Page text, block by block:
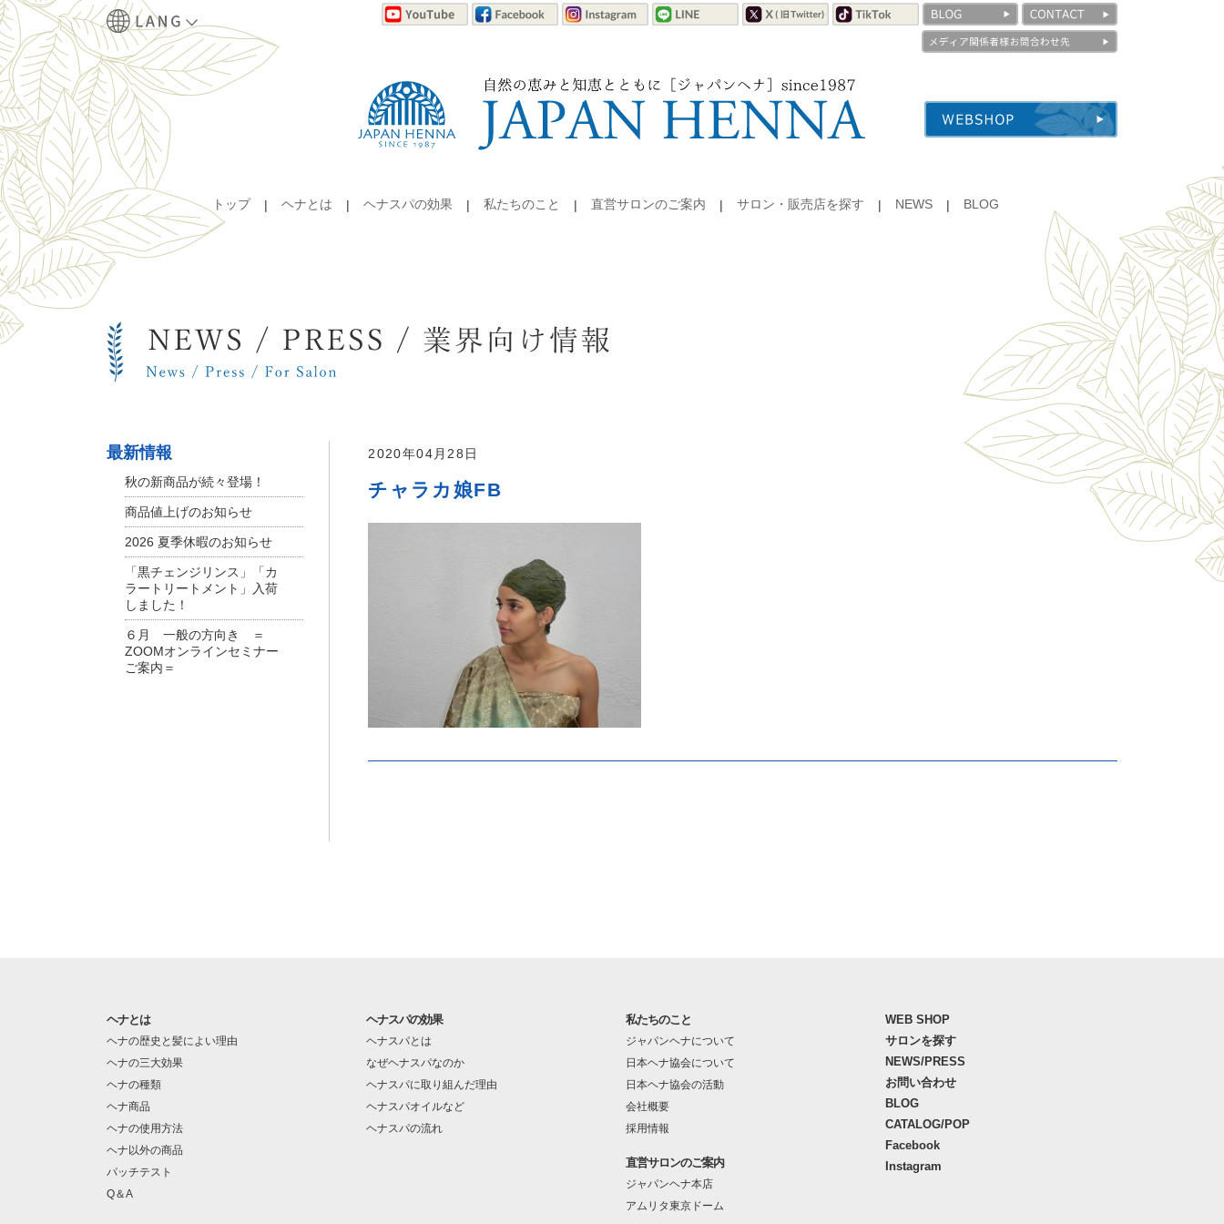
トップ ヘナとは ヘナスパの効果 私たちのこと 直営サロンのご案内 サロン・販売店を探す NEWS BLOG
2020年04月28日
チャラカ娘FB
最新情報
秋の新商品が続々登場！
商品値上げのお知らせ
2026 夏季休暇のお知らせ
「黒チェンジリンス」「カ
ラートリートメント」入荷
しました！
６月 一般の方向き ＝
ZOOMオンラインセミナー
ご案内＝
ヘナとは
ヘナの歴史と髪によい理由
ヘナの三大効果
ヘナの種類
ヘナ商品
ヘナの使用方法
ヘナ以外の商品
パッチテスト
Q＆A
ヘナスパの効果
ヘナスパとは
なぜヘナスパなのか
ヘナスパに取り組んだ理由
ヘナスパオイルなど
ヘナスパの流れ
私たちのこと
ジャパンヘナについて
日本ヘナ協会について
日本ヘナ協会の活動
会社概要
採用情報
直営サロンのご案内
ジャパンヘナ本店
アムリタ東京ドーム
WEB SHOP
サロンを探す
NEWS/PRESS
お問い合わせ
BLOG
CATALOG/POP
Facebook
Instagram